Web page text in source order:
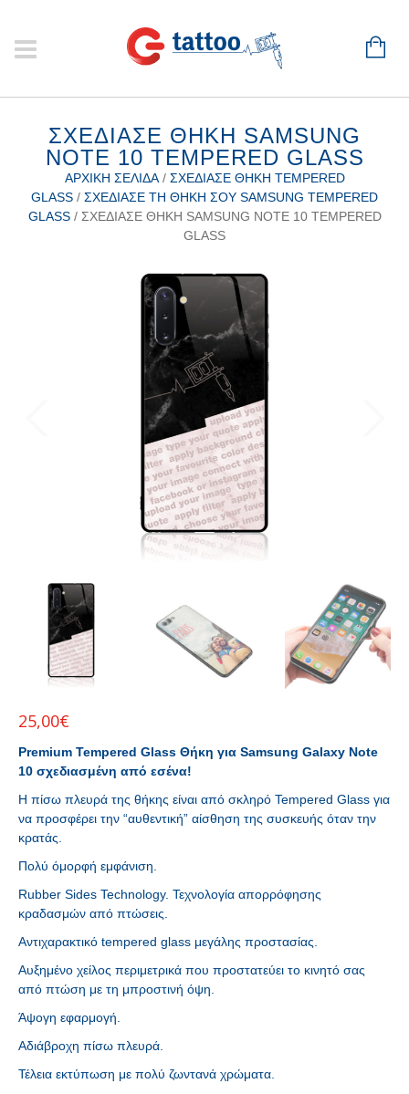
ΣΧΕΔΊΑΣΕ ΘΉΚΗ SAMSUNG
NOTE 10 TEMPERED GLASS
ΑΡΧΙΚΉ ΣΕΛΊΔΑ/ ΣΧΕΔΊΑΣΕ ΘΉΚΗ TEMPERED
GLASS / ΣΧΕΔΊΑΣΕ ΤΗ ΘΉΚΗ ΣΟΥ SAMSUNG TEMPERED
GLASS/ ΣΧΕΔΊΑΣΕ ΘΉΚΗ SAMSUNG NOTE 10 TEMPERED
GLASS
25,00€
Premium Tempered Glass Θήκη για Samsung Galaxy Note
10 σχεδιασμένη από εσένα!
Η πίσω πλευρά της θήκης είναι από σκληρό Tempered Glass για
να προσφέρει την “αυθεντική” αίσθηση της συσκευής όταν την
κρατάς.
Πολύ όμορφή εμφάνιση.
Rubber Sides Technology. Τεχνολογία απορρόφησης
κραδασμών από πτώσεις.
Αντιχαρακτικό tempered glass μεγάλης προστασίας.
Αυξημένο χείλος περιμετρικά που προστατεύει το κινητό σας
από πτώση με τη μπροστινή όψη.
Άψογη εφαρμογή.
Αδιάβροχη πίσω πλευρά.
Τέλεια εκτύπωση με πολύ ζωντανά χρώματα.